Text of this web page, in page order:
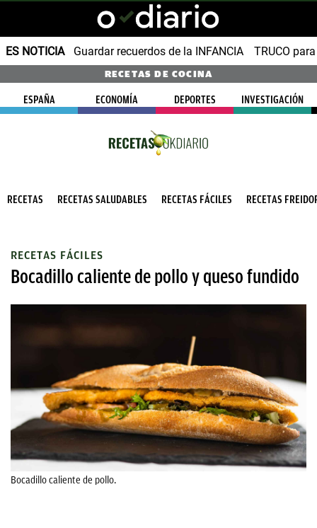
ES NOTICIA Guardar recuerdos de la INFANCIA TRUCO
RECETAS DE COCINA
ESPAÑA ECONOMÍA DEPORTES INVESTIGACIÓN
RECETAS RECETAS SALUDABLES RECETAS FÁCILES RECETAS
RECETAS FÁCILES
Bocadillo caliente de pollo y queso fundido
Bocadillo caliente de pollo.